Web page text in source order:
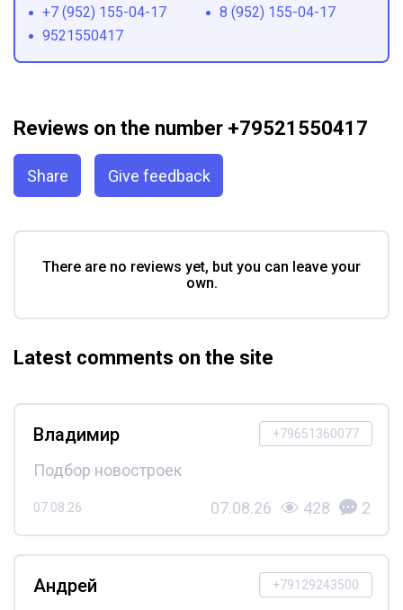
+7 (952) 155-04-17
8 (952) 155-04-17
9521550417
Reviews on the number +79521550417
Share Give feedback
There are no reviews yet, but you can leave your
own.
Latest comments on the site
+79651360077
Владимир
Подбор новостроек
07.08.26 07.08.26 428 2
+79129243500
Андрей